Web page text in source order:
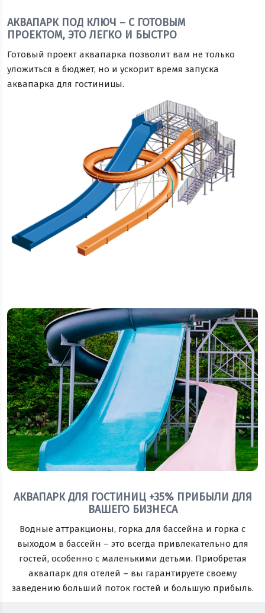
АКВАПАРК ПОД КЛЮЧ – С ГОТОВЫМ
ПРОЕКТОМ, ЭТО ЛЕГКО И БЫСТРО
Готовый проект аквапарка позволит вам не только
уложиться в бюджет, но и ускорит время запуска
аквапарка для гостиницы.
АКВАПАРК ДЛЯ ГОСТИНИЦ +35% ПРИБЫЛИ ДЛЯ
ВАШЕГО БИЗНЕСА
Водные аттракционы, горка для бассейна и горка с
выходом в бассейн – это всегда привлекательно для
гостей, особенно с маленькими детьми. Приобретая
аквапарк для отелей – вы гарантируете своему
заведению больший поток гостей и большую прибыль.